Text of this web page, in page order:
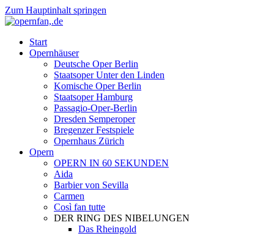
Zum Hauptinhalt springen
Start
Opernhäuser
Deutsche Oper Berlin
Staatsoper Unter den Linden
Komische Oper Berlin
Staatsoper Hamburg
Passagio-Oper-Berlin
Dresden Semperoper
Bregenzer Festspiele
Opernhaus Zürich
Opern
OPERN IN 60 SEKUNDEN
Aida
Barbier von Sevilla
Carmen
Così fan tutte
DER RING DES NIBELUNGEN
Das Rheingold